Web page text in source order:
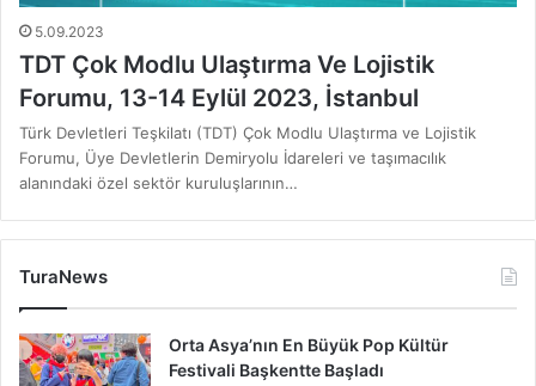
5.09.2023
TDT Çok Modlu Ulaştırma Ve Lojistik
Forumu, 13-14 Eylül 2023, İstanbul
Türk Devletleri Teşkilatı (TDT) Çok Modlu Ulaştırma ve Lojistik
Forumu, Üye Devletlerin Demiryolu İdareleri ve taşımacılık
alanındaki özel sektör kuruluşlarının…
TuraNews
Orta Asya’nın En Büyük Pop Kültür
Festivali Başkentte Başladı